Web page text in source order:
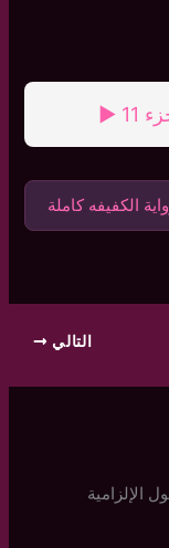
11 ►
الكفيفه كاملة
التالي
الإلزامية